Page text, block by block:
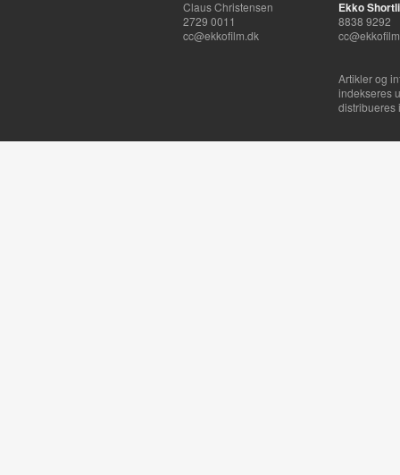
Claus Christensen
2729 0011
cc@ekkofilm.dk
Ekko
8838 9292
Artikler og
indekseres
distribueres